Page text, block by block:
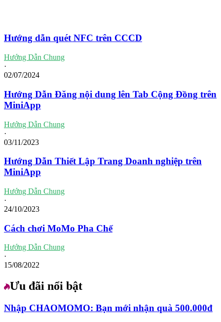
Hướng dẫn quét NFC trên CCCD
Hướng Dẫn Chung
·
02/07/2024
Hướng Dẫn Đăng nội dung lên Tab Cộng Đồng trên
MiniApp
Hướng Dẫn Chung
·
03/11/2023
Hướng Dẫn Thiết Lập Trang Doanh nghiệp trên
MiniApp
Hướng Dẫn Chung
·
24/10/2023
Cách chơi MoMo Pha Chế
Hướng Dẫn Chung
·
15/08/2022
Ưu đãi nổi bật
Nhập CHAOMOMO: Bạn mới nhận quà 500.000đ